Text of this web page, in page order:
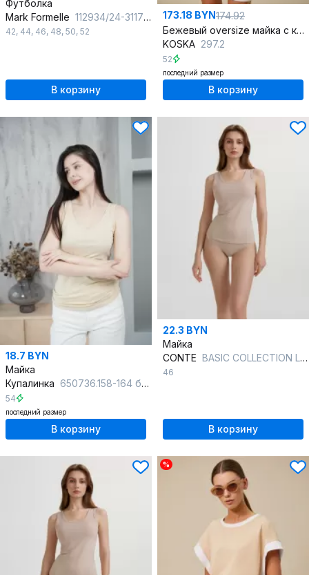
Футболка
Mark Formelle 112934/24-31178П-0 холодный_бежевый_печать_3_сл_на_пол
42, 44, 46, 48, 50, 52
В корзину
173.18 BYN174.92
Бежевый oversize майка с контрастной манжетой и круглым вырезом
KOSKA 297.2
52
последний размер
В корзину
18.7 BYN
Майка
Купалинка 650736.158-164 бежевый
54
последний размер
В корзину
22.3 BYN
Майка
CONTE BASIC COLLECTION LM 2020 skin 20С-1060ТСП в пакете
46
В корзину
%